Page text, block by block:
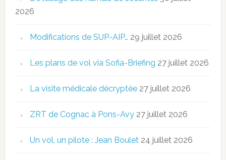
2026
Modifications de SUP-AIP… 29 juillet 2026
Les plans de vol via Sofia-Briefing 27 juillet 2026
La visite médicale décryptée 27 juillet 2026
ZRT de Cognac à Pons-Avy 27 juillet 2026
Un vol, un pilote : Jean Boulet 24 juillet 2026